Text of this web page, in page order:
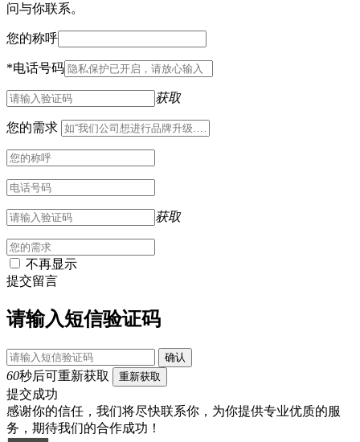
问与你联系。
您的称呼
*电话号码
获取
您的需求
获取
不再显示
提交留言
请输入短信验证码
确认
60秒后可重新获取 重新获取
提交成功
感谢你的信任，我们将尽快联系你，为你提供专业优质的服
务，期待我们的合作成功！